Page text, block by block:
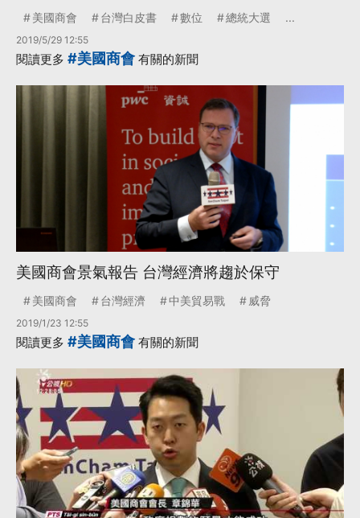
美國商會 台灣白皮書 數位 總統大選 ...
2019/5/29 12:55
閱讀更多 #美國商會 有關的新聞
美國商會景氣報告 台灣經濟將趨於保守
美國商會 台灣經濟 中美貿易戰 威脅
2019/1/23 12:55
閱讀更多 #美國商會 有關的新聞